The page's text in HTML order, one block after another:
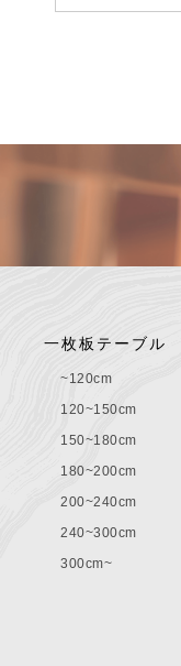
一枚板テーブル
~120cm
120~150cm
150~180cm
180~200cm
200~240cm
240~300cm
300cm~